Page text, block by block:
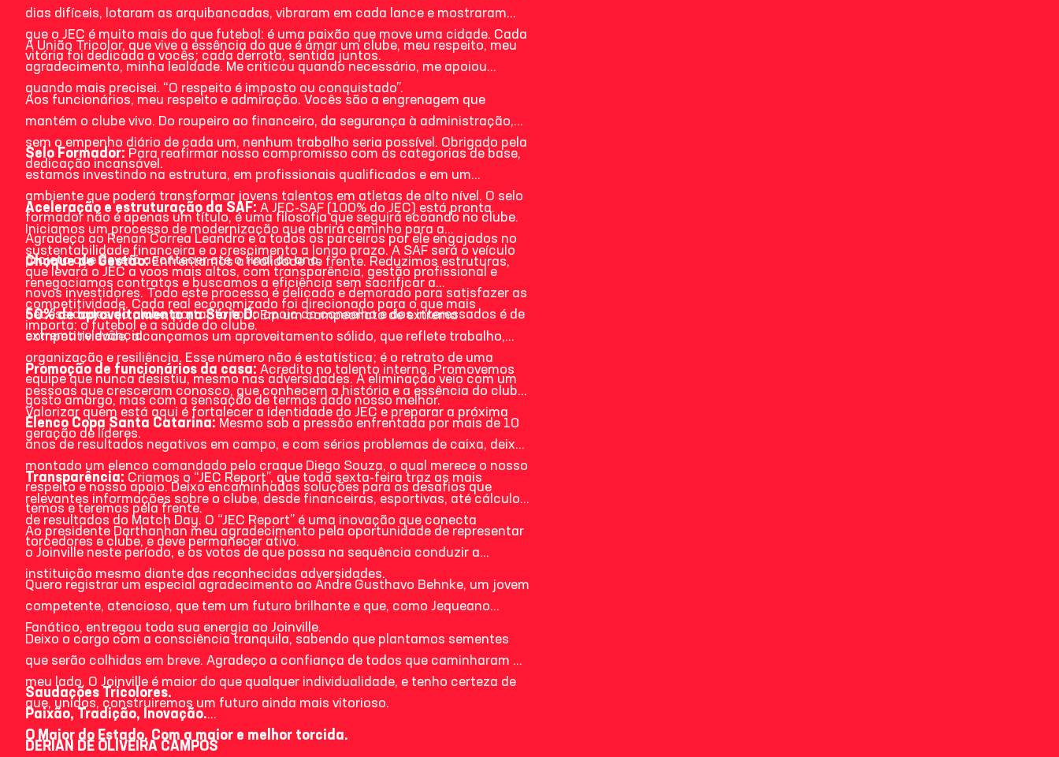
dias difíceis, lotaram as arquibancadas, vibraram em cada lance e mostraram
que o JEC é muito mais do que futebol: é uma paixão que move uma cidade. Cada
vitória foi dedicada a vocês; cada derrota, sentida juntos.
À União Tricolor, que vive a essência do que é amar um clube, meu respeito, meu
agradecimento, minha lealdade. Me criticou quando necessário, me apoiou
quando mais precisei. “O respeito é imposto ou conquistado”.
Aos funcionários, meu respeito e admiração. Vocês são a engrenagem que
mantém o clube vivo. Do roupeiro ao financeiro, da segurança à administração,
sem o empenho diário de cada um, nenhum trabalho seria possível. Obrigado pela
dedicação incansável.
Selo Formador: Para reafirmar nosso compromisso com as categorias de base,
estamos investindo na estrutura, em profissionais qualificados e em um
ambiente que poderá transformar jovens talentos em atletas de alto nível. O selo
formador não é apenas um título, é uma filosofia que seguirá ecoando no clube.
Agradeço ao Renan Correa Leandro e a todos os parceiros por ele engajados no
projeto que deverá acontecer até o final do ano.
Aceleração e estruturação da SAF: A JEC-SAF (100% do JEC) está pronta.
Iniciamos um processo de modernização que abrirá caminho para a
sustentabilidade financeira e o crescimento a longo prazo. A SAF será o veículo
que levará o JEC a voos mais altos, com transparência, gestão profissional e
novos investidores. Todo este processo é delicado e demorado para satisfazer as
necessidades do clube, portanto todo apoio do conselho e dos interessados é de
extrema relevância.
Choque de Gestão:Enfrentamos a realidade de frente. Reduzimos estruturas,
renegociamos contratos e buscamos a eficiência sem sacrificar a
competitividade. Cada real economizado foi direcionado para o que mais
importa: o futebol e a saúde do clube.
50% de aproveitamento na Série D:Em um campeonato de extrema
competitividade, alcançamos um aproveitamento sólido, que reflete trabalho,
organização e resiliência. Esse número não é estatística; é o retrato de uma
equipe que nunca desistiu, mesmo nas adversidades. A eliminação veio com um
gosto amargo, mas com a sensação de termos dado nosso melhor.
Promoção de funcionários da casa: Acredito no talento interno. Promovemos
pessoas que cresceram conosco, que conhecem a história e a essência do clube.
Valorizar quem está aqui é fortalecer a identidade do JEC e preparar a próxima
geração de líderes.
Elenco Copa Santa Catarina: Mesmo sob a pressão enfrentada por mais de 10
anos de resultados negativos em campo, e com sérios problemas de caixa, deixo
montado um elenco comandado pelo craque Diego Souza, o qual merece o nosso
respeito e nosso apoio. Deixo encaminhadas soluções para os desafios que
temos e teremos pela frente.
Transparência: Criamos o “JEC Report”, que toda sexta-feira traz as mais
relevantes informações sobre o clube, desde financeiras, esportivas, até cálculos
de resultados do Match Day. O “JEC Report” é uma inovação que conecta
torcedores e clube, e deve permanecer ativo.
Ao presidente Darthanhan meu agradecimento pela oportunidade de representar
o Joinville neste período, e os votos de que possa na sequência conduzir a
instituição mesmo diante das reconhecidas adversidades.
Quero registrar um especial agradecimento ao Andre Gusthavo Behnke, um jovem
competente, atencioso, que tem um futuro brilhante e que, como Jequeano
Fanático, entregou toda sua energia ao Joinville.
Deixo o cargo com a consciência tranquila, sabendo que plantamos sementes
que serão colhidas em breve. Agradeço a confiança de todos que caminharam ao
meu lado. O Joinville é maior do que qualquer individualidade, e tenho certeza de
que, unidos, construiremos um futuro ainda mais vitorioso.
Saudações Tricolores.
Paixão, Tradição, Inovação.
O Maior do Estado. Com a maior e melhor torcida.
DERIAN DE OLIVEIRA CAMPOS